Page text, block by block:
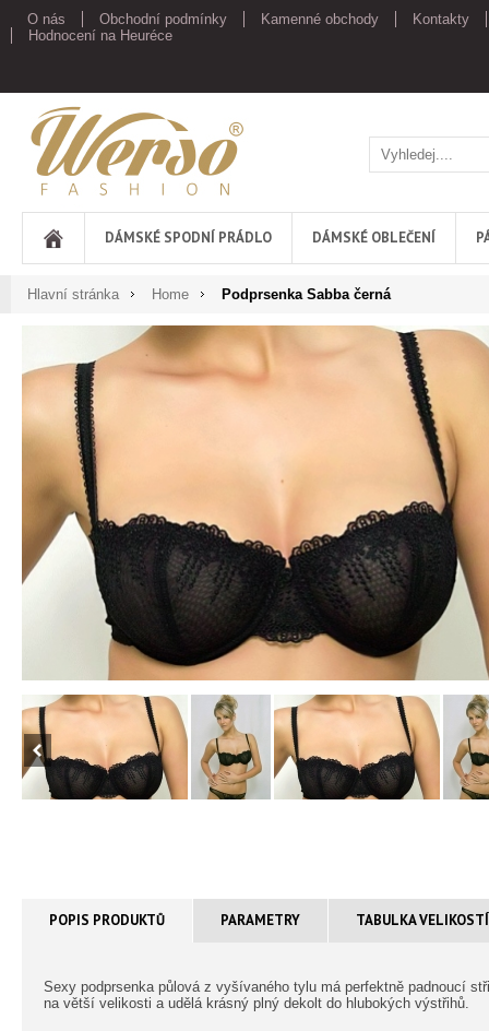
O nás Obchodní podmínky Kamenné obchody
Kontakty
Hodnocení na Heuréce
Werso
DÁMSKÉ SPODNÍ PRÁDLO DÁMSKÉ OBLEČENÍ
Hlavní stránka Home Podprsenka Sabba černá
POPIS PRODUKTŮ PARAMETRY TABULKA
Sexy podprsenka půlová z vyšívaného tylu má perfektně padnoucí
na větší velikosti a udělá krásný plný dekolt do hlubokých výstřihů.